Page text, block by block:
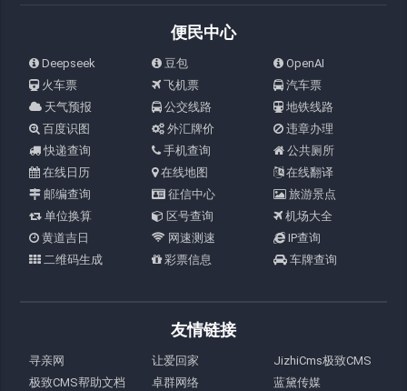
便民中心
Deepseek 豆包
OpenAI
火车票
飞机票
汽车票
天气预报
公交线路
地铁线路
百度识图
外汇牌价
违章办理
快递查询
手机查询
公共厕所
在线日历
在线地图
在线翻译
邮编查询
征信中心
旅游景点
单位换算
区号查询
机场大全
黄道吉日
网速测速
IP查询
二维码生成
彩票信息 车牌查询
友情链接
寻亲网 让爱回家
JizhiCms极致CMS
极致CMS帮助文档
卓群网络
蓝黛传媒